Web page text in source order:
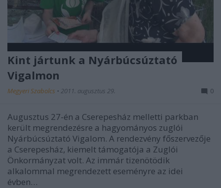
Kint jártunk a Nyárbúcsúztató
Vigalmon
Megyeri Szabolcs • 2011. augusztus 29. 0
Augusztus 27-én a Cserepesház melletti parkban
került megrendezésre a hagyományos zuglói
Nyárbúcsúztató Vigalom. A rendezvény főszervezője
a Cserepesház, kiemelt támogatója a Zuglói
Önkormányzat volt. Az immár tizenötödik
alkalommal megrendezett eseményre az idei
évben…